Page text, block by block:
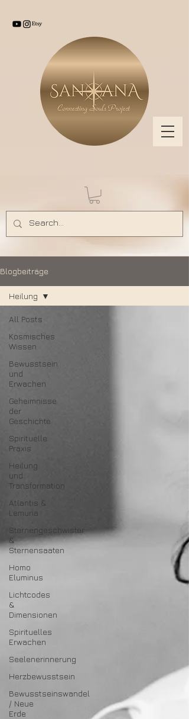
Blogbeiträge
All Posts
Kosmisches
Wissen
Bewusstsein
und
Erwachen
Geheimnisse
der
Geschichte
Spirituelle
Praxis
Heilung
und
Transformation
Atlantis &
Lemuria
Sternengeschwister
&
Sternensaaten
Homo
Eluminus
Lichtcodes
&
Dimensionen
Spirituelles
Erwachen
Seelenerinnerung
Herzbewusstsein
Bewusstseinswandel
/ Neue
Erde
Heilung